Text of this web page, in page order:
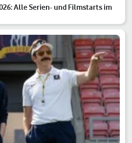
Alle Serien- und Filmstarts im